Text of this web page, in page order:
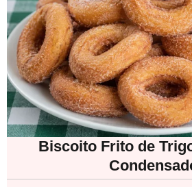
Biscoito Frito de